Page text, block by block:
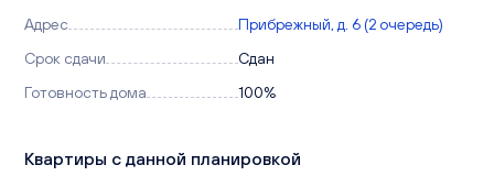
Адрес
Прибрежный, д. 6 (2 очередь)
Срок сдачи
Сдан
Готовность дома
100%
Квартиры с данной планировкой